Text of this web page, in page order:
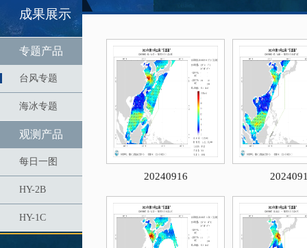
成果展示
专题产品
台风专题
海冰专题
观测产品
每日一图
HY-2B
HY-1C
20240916